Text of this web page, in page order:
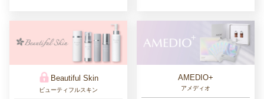
Beautiful Skin
ビューティフルスキン
AMEDIO+
アメディオ